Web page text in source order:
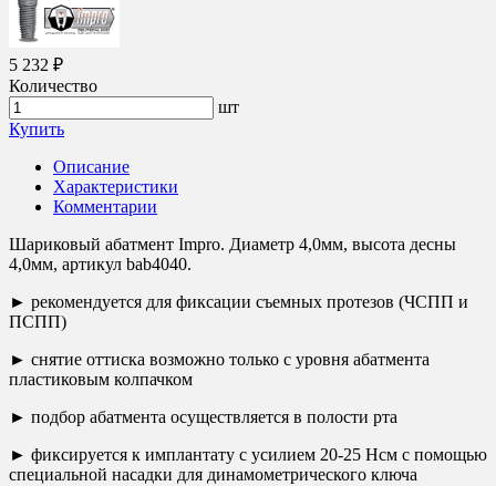
5 232 ₽
Количество
шт
Купить
Описание
Характеристики
Комментарии
Шариковый абатмент Impro. Диаметр 4,0мм, высота десны
4,0мм, артикул bab4040.
► рекомендуется для фиксации съемных протезов (ЧСПП и
ПСПП)
► снятие оттиска возможно только с уровня абатмента
пластиковым колпачком
► подбор абатмента осуществляется в полости рта
► фиксируется к имплантату с усилием 20-25 Нсм с помощью
специальной насадки для динамометрического ключа